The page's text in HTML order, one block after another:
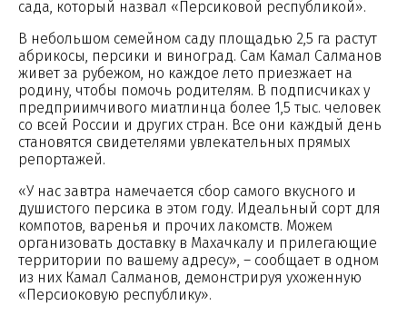
сада, который назвал «Персиковой республикой».
В небольшом семейном саду площадью 2,5 га растут
абрикосы, персики и виноград. Сам Камал Салманов
живет за рубежом, но каждое лето приезжает на
родину, чтобы помочь родителям. В подписчиках у
предприимчивого миатлинца более 1,5 тыс. человек
со всей России и других стран. Все они каждый день
становятся свидетелями увлекательных прямых
репортажей.
«У нас завтра намечается сбор самого вкусного и
душистого персика в этом году. Идеальный сорт для
компотов, варенья и прочих лакомств. Можем
организовать доставку в Махачкалу и прилегающие
территории по вашему адресу», – сообщает в одном
из них Камал Салманов, демонстрируя ухоженную
«Персиоковую республику».